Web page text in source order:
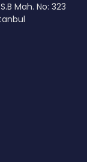
Mah. No: 323